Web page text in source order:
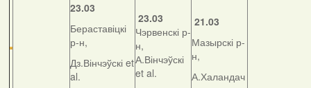
23.03
Бераставіцкі
р-н,
Дз.Вінчэўскі et
al.
23.03
Чэрвенскі р-
н,
А.Вінчэўскі
et al.
21.03
Мазырскі р-
н,
А.Халандач